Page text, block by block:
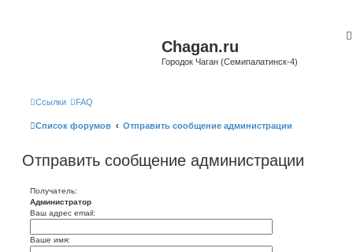
Chagan.ru
Городок Чаган (Семипалатинск-4)
Ссылки FAQ
Список форумов Отправить сообщение администрации
Отправить сообщение администрации
Получатель:
Администратор
Ваш адрес email:
Ваше имя: